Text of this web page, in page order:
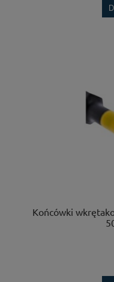
Końcówki